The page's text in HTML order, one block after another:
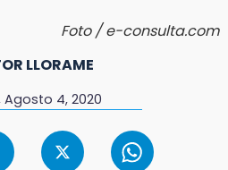
Foto / e-consulta.com
LLORAME
Agosto 4, 2020